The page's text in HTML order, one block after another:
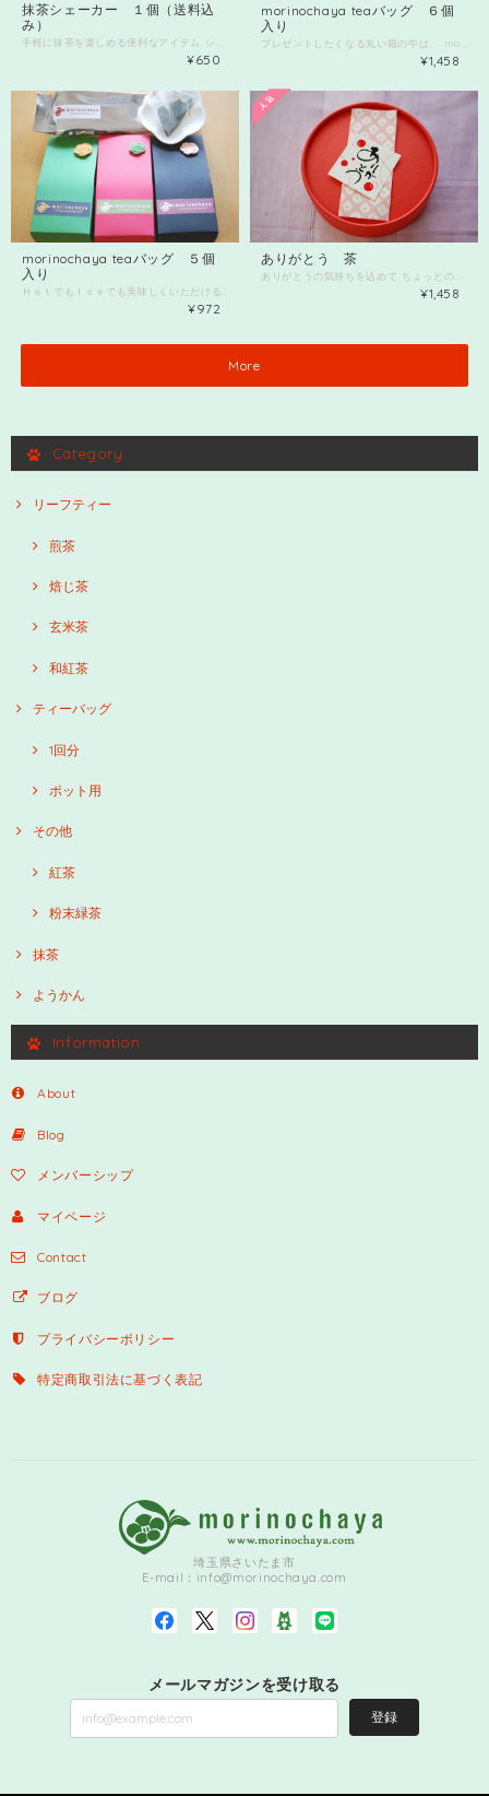
抹茶シェーカー １個（送料込
み）
手軽に抹茶を楽しめる便利なアイテム シェーカーミニボトルです。 サイズ高さ7.5センチ 底辺3.5センチ 蓋6センチ 本体￥３３０ 送料￥２９０（定形外） 複数ご購入、または他商品との組み合わせの場合、送料等変わる場合があります。 お問い合わせください。 抹茶好きにはたまらない抹茶シェーカーが登場しました！ 簡単に抹茶を混ぜることができるので、 おうちカフェやお持ち帰り用に最適です。 もちろん、ほうじ茶パウダー、和紅茶パウダーにも最適です。 振るだけでダマにならない抹茶が完成します。 手軽に本格的な抹茶を楽しめるので、 忙しい朝やお仕事中にもぴったりです。 抹茶シェーカーの開発には、抹茶愛好家たちの声を参考にしました。 抹茶の旨味や苦味を最大限に引き出すようにダマにならないように設計されています。 この抹茶シェーカーがあなたの抹茶タイムを一層充実させます。 心地よい時間を過ごすために、是非お試しくださいませ。 ※ご使用の前に取扱い説明書をよくお読みの上、適切にご使用ください。
¥650
morinochaya teaバッグ ６個
入り
¥1,458
morinochaya teaバッグ ５個
入り
¥972
ありがとう 茶
¥1,458
More
Category
リーフティー
煎茶
焙じ茶
玄米茶
和紅茶
ティーバッグ
1回分
ポット用
その他
紅茶
粉末緑茶
抹茶
ようかん
Information
About
Blog
メンバーシップ
マイページ
Contact
ブログ
プライバシーポリシー
特定商取引法に基づく表記
埼玉県さいたま市
E-mail： info@morinochaya.com
メールマガジンを受け取る
登録